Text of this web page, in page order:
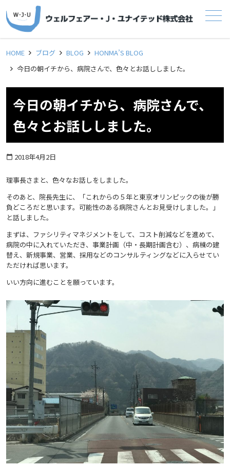
メニュー
HOME ブログ BLOG
HONMA’S BLOG
今日の朝イチから、病院さんで、色々とお話ししました。
今日の朝イチから、病院さんで、
色々とお話ししました。
calendar_today 2018年4月2日
理事長さまと、色々なお話しをしました。
そのあと、院長先生に、「これからの５年と東京オリンピックの後が勝
負どころだと思います。可能性のある病院さんとお見受けしました。」
と話しました。
まずは、ファシリティマネジメントをして、コスト削減などを進めて、
病院の中に入れていただき、事業計画（中・長期計画含む）、病棟の建
替え、新規事業、営業、採用などのコンサルティングなどに入らせてい
ただければ思います。
いい方向に進むことを願っています。